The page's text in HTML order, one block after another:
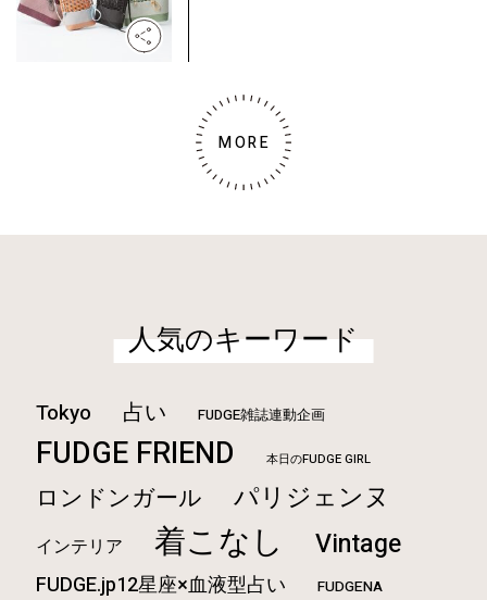
MORE
人気のキーワード
Tokyo 占い FUDGE雑誌連動企画
FUDGE FRIEND 本日のFUDGE GIRL
ロンドンガール パリジェンヌ
インテリア 着こなし Vintage
FUDGE.jp12星座×血液型占い FUDGENA